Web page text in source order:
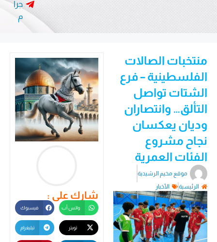
جرا
م
منتخبات الصالات
الفلسطينية – فرع
الشتات تواصل
التألق… وانتصاران
وديان يعكسان
نجاح مشروع
الفئات العمرية
موقع مخيم الرشيدية
الرئيسية
الأخبار
شارك على :
واتس أب فيسبوك
تيليغرام